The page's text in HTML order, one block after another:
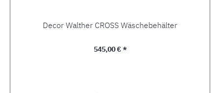
Decor Walther CROSS Wäschebehälter
Regulärer Preis:
545,00 € *